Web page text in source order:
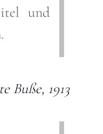
und
Buße, 1913